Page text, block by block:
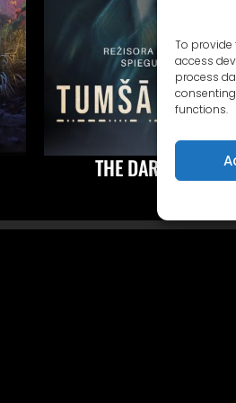
To provide
access
process
functions.
THE DARK BORDER